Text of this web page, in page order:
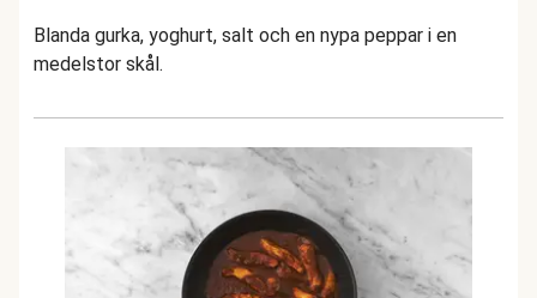
Blanda gurka, yoghurt, salt och en nypa peppar i en
medelstor skål.